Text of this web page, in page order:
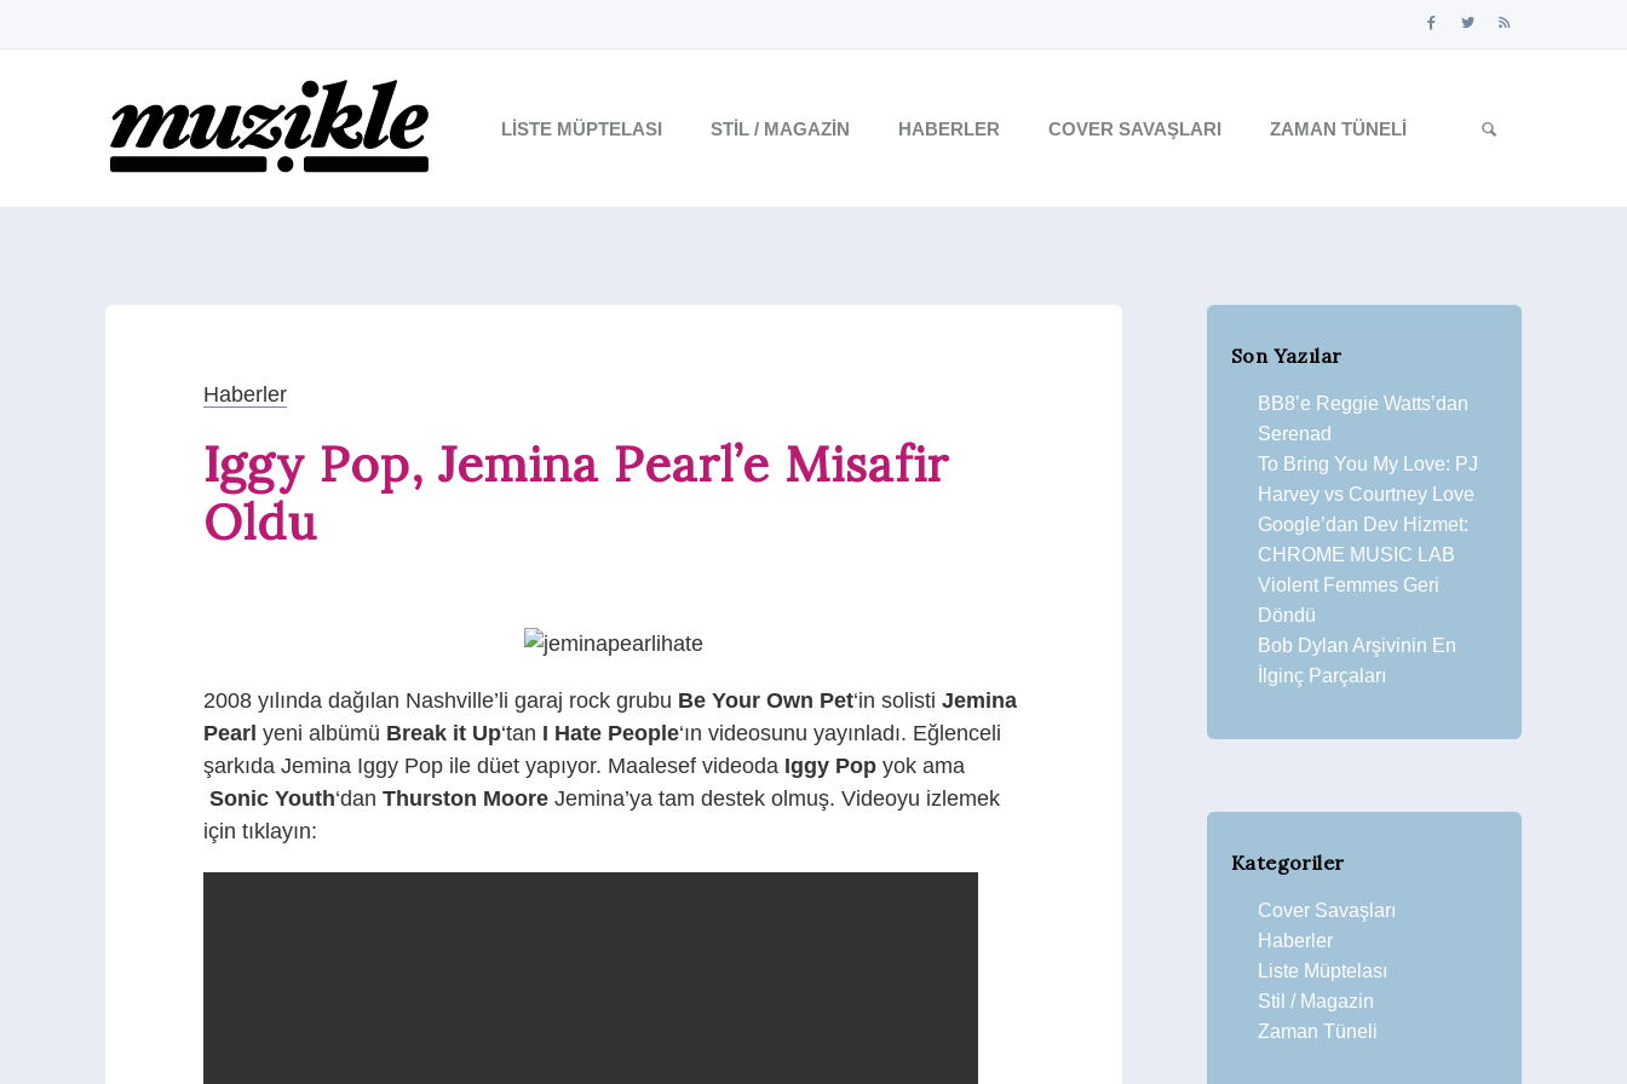
LISTE MÜPTELASI STIL / MAGAZIN HABERLER COVER SAVAŞLARI ZAMAN TÜNELI
Haberler
Iggy Pop, Jemina Pearl’e Misafir
Oldu
2008 yılında dağılan Nashville’li garaj rock grubu Be Your Own Pet‘in solisti Jemina
Pearl yeni albümü Break it Up‘tan I Hate People‘ın videosunu yayınladı. Eğlenceli
şarkıda Jemina Iggy Pop ile düet yapıyor. Maalesef videoda Iggy Pop yok ama
Sonic Youth‘dan Thurston Moore Jemina’ya tam destek olmuş. Videoyu izlemek
için tıklayın:
Son Yazılar
BB8’e Reggie Watts’dan
Serenad
To Bring You My Love: PJ
Harvey vs Courtney Love
Google’dan Dev Hizmet:
CHROME MUSIC LAB
Violent Femmes Geri
Döndü
Bob Dylan Arşivinin En
İlginç Parçaları
Kategoriler
Cover Savaşları
Haberler
Liste Müptelası
Stil / Magazin
Zaman Tüneli